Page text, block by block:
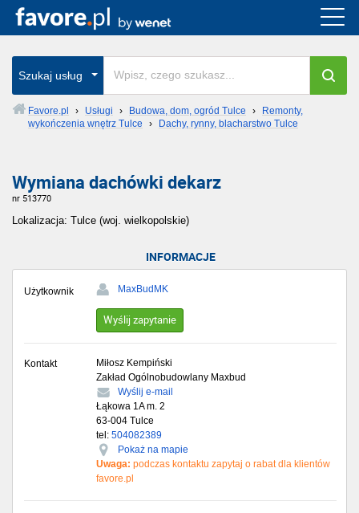
Szukaj usług
Favore.pl › Usługi › Budowa, dom, ogród Tulce ›
Remonty,
wykończenia wnętrz Tulce
› Dachy, rynny, blacharstwo Tulce
Wymiana dachówki dekarz
nr 513770
Lokalizacja: Tulce (woj. wielkopolskie)
INFORMACJE
Użytkownik MaxBudMK
Wyślij zapytanie
Kontakt
Miłosz Kempiński
Zakład Ogólnobudowlany Maxbud
Wyślij e-mail
Łąkowa 1A m. 2
63-004 Tulce
tel: 504082389
Pokaż na mapie
Uwaga: podczas kontaktu zapytaj o rabat dla klientów
favore.pl